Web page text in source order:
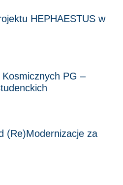
HEPHAESTUS w
PG –
(Re)Modernizacje za